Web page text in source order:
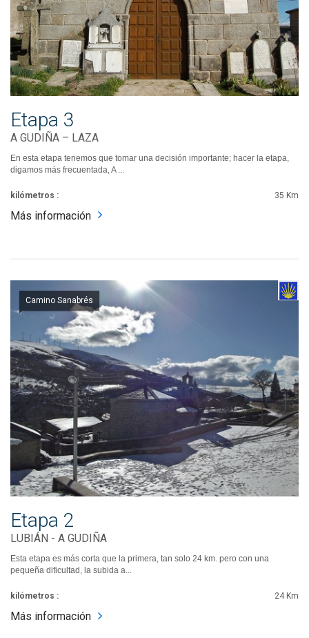
Etapa 3
A GUDIÑA – LAZA
En esta etapa tenemos que tomar una decisión importante; hacer la etapa,
digamos más frecuentada, A ...
kilómetros : 35 Km
Más información
Camino Sanabrés
Etapa 2
LUBIÁN - A GUDIÑA
Esta etapa es más corta que la primera, tan solo 24 km. pero con una
pequeña dificultad, la subida a...
kilómetros : 24 Km
Más información